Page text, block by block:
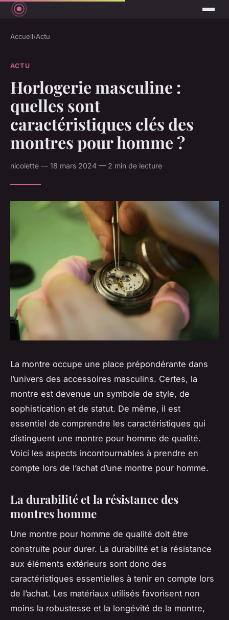
Accueil›Actu
ACTU
Horlogerie masculine :
quelles sont
caractéristiques clés des
montres pour homme ?
nicolette — 18 mars 2024 — 2 min de lecture
La montre occupe une place prépondérante dans
l’univers des accessoires masculins. Certes, la
montre est devenue un symbole de style, de
sophistication et de statut. De même, il est
essentiel de comprendre les caractéristiques qui
distinguent une montre pour homme de qualité.
Voici les aspects incontournables à prendre en
compte lors de l’achat d’une montre pour homme.
La durabilité et la résistance des
montres homme
Une montre pour homme de qualité doit être
construite pour durer. La durabilité et la résistance
aux éléments extérieurs sont donc des
caractéristiques essentielles à tenir en compte lors
de l’achat. Les matériaux utilisés favorisent non
moins la robustesse et la longévité de la montre,